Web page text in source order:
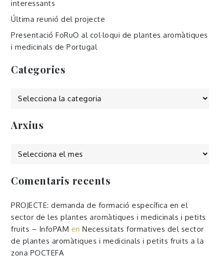
interessants
Última reunió del projecte
Presentació FoRuO al col·loqui de plantes aromàtiques
i medicinals de Portugal
Categories
Categories
Arxius
Comentaris recents
PROJECTE: demanda de formació específica en el
sector de les plantes aromàtiques i medicinals i petits
fruits – InfoPAM enNecessitats formatives del sector
de plantes aromàtiques i medicinals i petits fruits a la
zona POCTEFA